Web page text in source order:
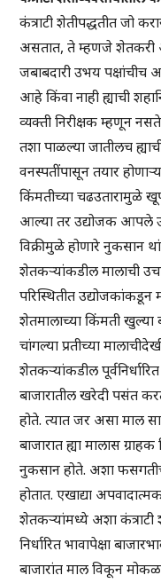
कंत्राटी शेतीपद्धतीत जो
असतात, ते म्हणजे शेतकरी
जबाबदारी उभय पक्षांचीच
आहे किंवा नाही ह्याची
व्यक्ती निरीक्षक म्हणून
तशा पाळल्या जातीलच
वनस्पतींपासून तयार
किंमतीच्या चढउतारामुळे
आल्या तर उद्योजक आपले
विक्रीमुळे होणारे नुकसान
शेतकऱ्यांकडील मालाची
परिस्थितीत
शेतमालाच्या किंमती खुल्या
चांगल्या प्रतीच्या
शेतकऱ्यांकडील
बाजारातील खरेदी पसंत
होते. त्यात जर असा माल
बाजारात ह्या मालास
नुकसान होते. अशा फसगतीचे
होतात. एखाद्या
शेतकऱ्यांमध्ये अशा कंत्राटी
निर्धारित भावापेक्षा
बाजारांत माल विकून